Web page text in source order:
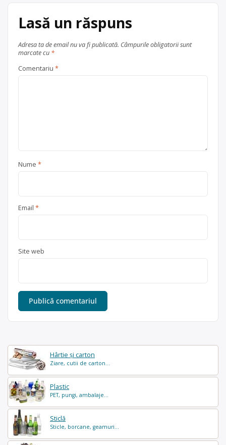
Hârtie și carton
Ziare, cutii de carton...
Plastic
PET, pungi, ambalaje...
Sticlă
Sticle, borcane, geamuri...
Lasă un răspuns
Adresa ta de email nu va fi publicată. Câmpurile obligatorii sunt
marcate cu *
Comentariu *
Nume *
Email *
Site web